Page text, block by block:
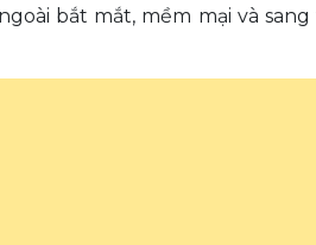
bắt mắt, mềm mại và